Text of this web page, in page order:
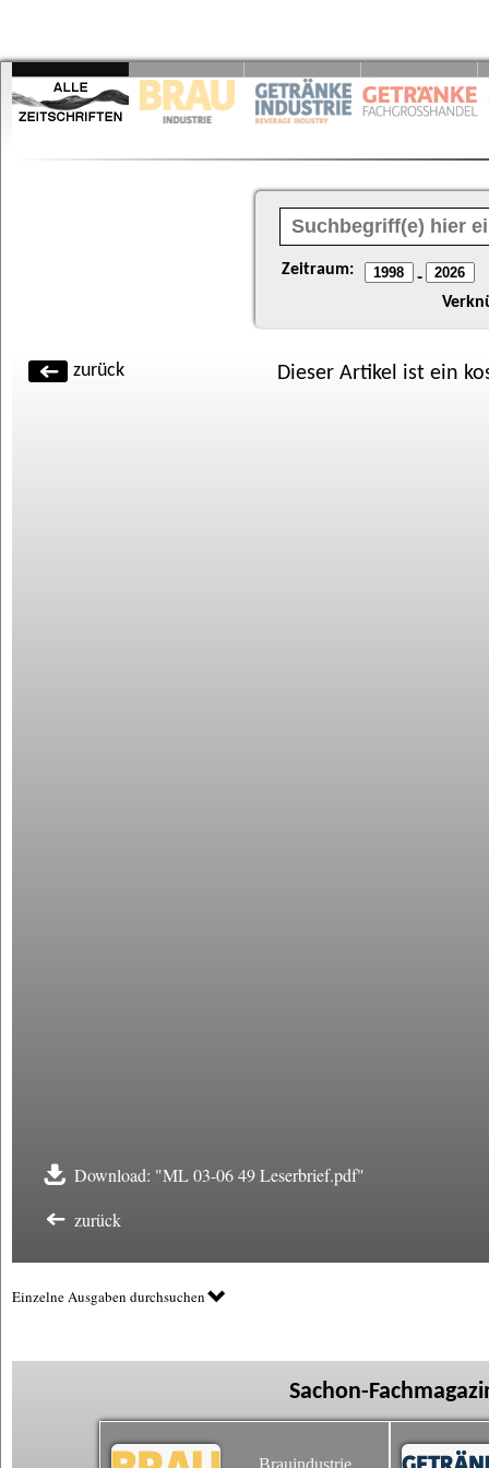
Zeitraum: -
zurück Dieser Artikel ist ein
Download: "ML 03-06 49 Leserbrief.pdf"
zurück
Einzelne Ausgaben durchsuchen
Sachon-
Brauindustrie